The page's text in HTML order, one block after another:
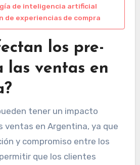
de inteligencia artificial
de experiencias de compra
los pre-
las ventas en
tener un impacto
ventas en Argentina, ya que
y compromiso entre los
que los clientes